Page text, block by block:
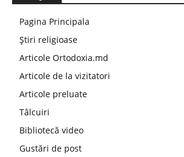
Pagina Principala
Știri religioase
Articole Ortodoxia.md
Articole de la vizitatori
Articole preluate
Tâlcuiri
Bibliotecă video
Gustări de post